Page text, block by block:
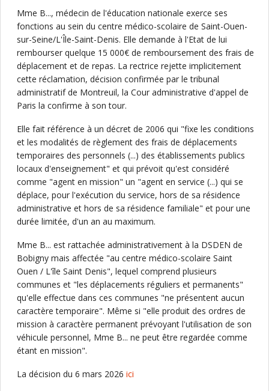
Mme B..., médecin de l'éducation nationale exerce ses
fonctions au sein du centre médico-scolaire de Saint-Ouen-
sur-Seine/L'Île-Saint-Denis. Elle demande à l'Etat de lui
rembourser quelque 15 000€ de remboursement des frais de
déplacement et de repas. La rectrice rejette implicitement
cette réclamation, décision confirmée par le tribunal
administratif de Montreuil, la Cour administrative d'appel de
Paris la confirme à son tour.
Elle fait référence à un décret de 2006 qui "fixe les conditions
et les modalités de règlement des frais de déplacements
temporaires des personnels (...) des établissements publics
locaux d'enseignement" et qui prévoit qu'est considéré
comme "agent en mission" un "agent en service (...) qui se
déplace, pour l'exécution du service, hors de sa résidence
administrative et hors de sa résidence familiale" et pour une
durée limitée, d'un an au maximum.
Mme B... est rattachée administrativement à la DSDEN de
Bobigny mais affectée "au centre médico-scolaire Saint
Ouen / L'île Saint Denis", lequel comprend plusieurs
communes et "les déplacements réguliers et permanents"
qu'elle effectue dans ces communes "ne présentent aucun
caractère temporaire". Même si "elle produit des ordres de
mission à caractère permanent prévoyant l'utilisation de son
véhicule personnel, Mme B... ne peut être regardée comme
étant en mission".
La décision du 6 mars 2026 ici